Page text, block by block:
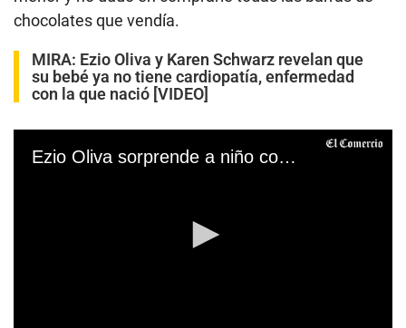
chocolates que vendía.
MIRA: Ezio Oliva y Karen Schwarz revelan que
su bebé ya no tiene cardiopatía, enfermedad
con la que nació [VIDEO]
Ezio Oliva sorprende a niño comprando todos sus chocolates